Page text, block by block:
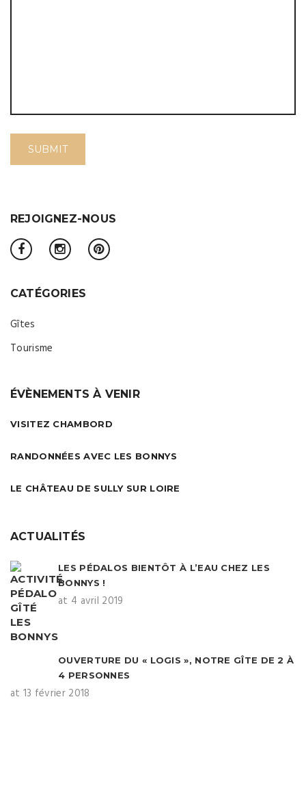
REJOIGNEZ-NOUS
CATÉGORIES
Gîtes
Tourisme
ÉVÈNEMENTS À VENIR
VISITEZ CHAMBORD
RANDONNÉES AVEC LES BONNYS
LE CHÂTEAU DE SULLY SUR LOIRE
ACTUALITÉS
LES PÉDALOS BIENTÔT À L’EAU CHEZ LES
BONNYS !
at 4 avril 2019
OUVERTURE DU « LOGIS », NOTRE GÎTE DE 2 À
4 PERSONNES
at 13 février 2018